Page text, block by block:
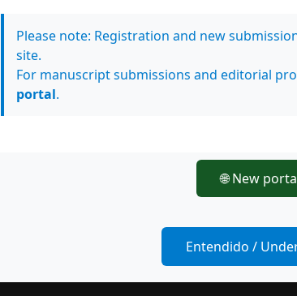
Please note: Registration and new
site.
For manuscript submissions and editorial
portal.
🌐 New
Entendido /